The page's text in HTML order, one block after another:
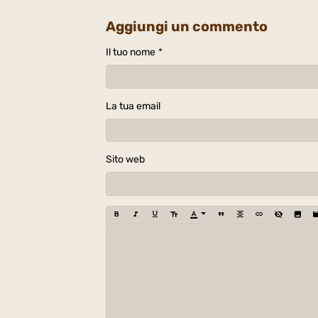
Aggiungi un commento
Il tuo nome
La tua email
Sito web